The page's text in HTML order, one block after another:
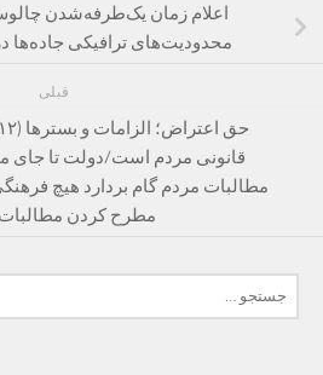
اعلام زمان یک‌طرفه‌شدن
محدودیت‌های ترافیکی جاده‌ها
قبلی
قانونی مردم است/دولت تا
مطالبات مردم گام بردارد هیچ
مطرح کردن
برای: